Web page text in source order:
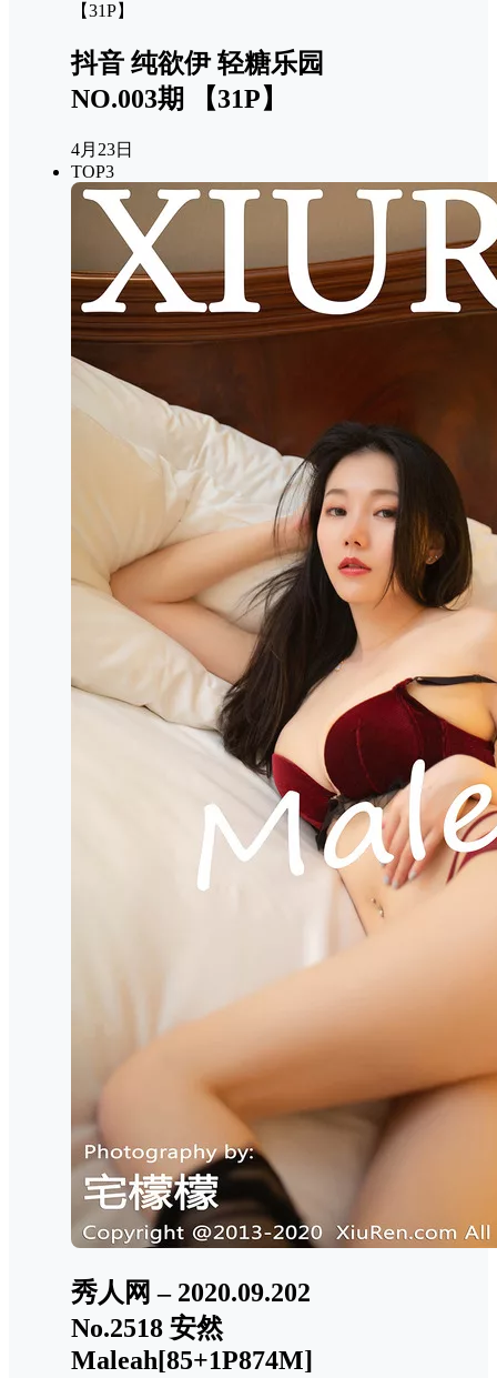
抖音 纯欲伊 轻糖乐园
NO.003期 【31P】
4月23日
TOP3
秀人网 – 2020.09.202
No.2518 安然
Maleah[85+1P874M]